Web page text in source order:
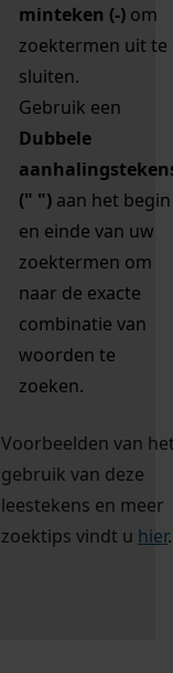
minteken (-) om
zoektermen uit te
sluiten.
Gebruik een
Dubbele
(" ") aan het begin
en einde van uw
zoektermen om
naar de exacte
combinatie van
woorden te
zoeken.
Voorbeelden van
gebruik van deze
leestekens en meer
zoektips vindt u hier.